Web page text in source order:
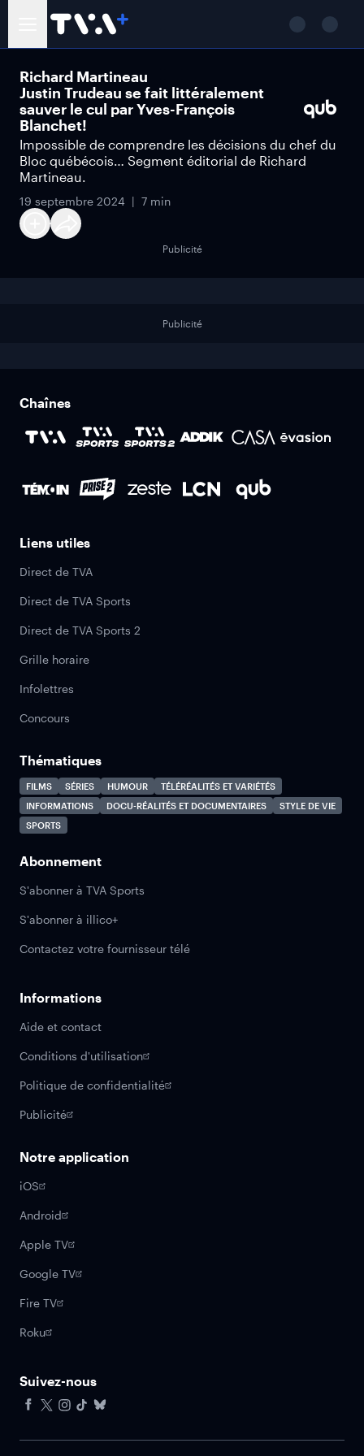
Richard Martineau
Justin Trudeau se fait littéralement
sauver le cul par Yves-François
Blanchet!
Impossible de comprendre les décisions du chef du
Bloc québécois… Segment éditorial de Richard
Martineau.
19 septembre 2024 7 min
Publicité
Publicité
Chaînes
Liens utiles
Direct de TVA
Direct de TVA Sports
Direct de TVA Sports 2
Grille horaire
Infolettres
Concours
Thématiques
FILMS SÉRIES HUMOUR
TÉLÉRÉALITÉS ET VARIÉTÉS
INFORMATIONS
DOCU-RÉALITÉS ET DOCUMENTAIRES
STYLE DE VIE
SPORTS
Abonnement
S'abonner à TVA Sports
S'abonner à illico+
Contactez votre fournisseur télé
Informations
Aide et contact
Conditions d'utilisation
Politique de confidentialité
Publicité
Notre application
iOS
Android
Apple TV
Google TV
Fire TV
Roku
Suivez-nous